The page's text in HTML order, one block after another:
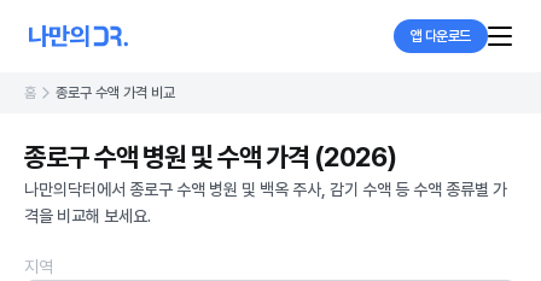
앱 다운로드
홈 종로구 수액 가격 비교
종로구 수액 병원 및 수액 가격 (2026)
나만의닥터에서 종로구 수액 병원 및 백옥 주사, 감기 수액 등 수액 종류별 가
격을 비교해 보세요.
지역